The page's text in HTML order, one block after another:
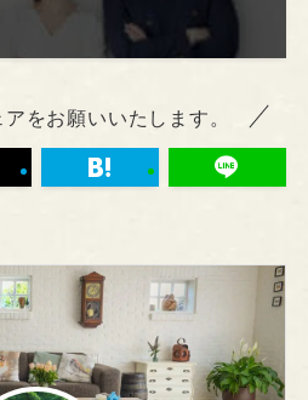
をお願いいたします。